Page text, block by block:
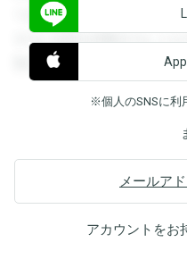
できます。登録すると回答
すると回答を閲覧すること
覧することができます。
※個人のSNSに利
メールア
アカウントをお